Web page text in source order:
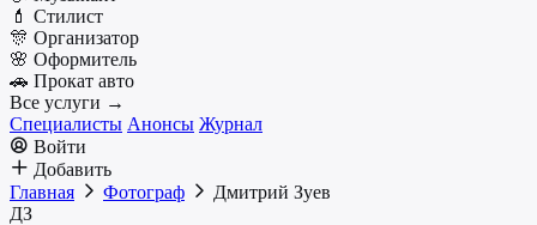
💄 Стилист
🎊 Организатор
🌸 Оформитель
🚗 Прокат авто
Все услуги →
Специалисты Анонсы Журнал
Войти
Добавить
Главная
Фотограф
Дмитрий Зуев
ДЗ